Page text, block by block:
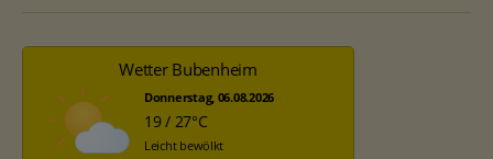
Wetter Bubenheim
Donnerstag, 06.08.2026
19 / 27°C
Leicht bewölkt